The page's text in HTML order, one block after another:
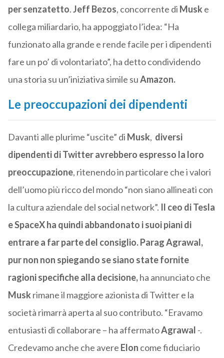
per senzatetto.Jeff Bezos, concorrente di Muske
collega miliardario, ha appoggiato l’idea: “Ha
funzionato alla grande e rende facile per i dipendenti
fare un po’ di volontariato”, ha detto condividendo
una storia su un’iniziativa simile suAmazon.
Le preoccupazioni dei dipendenti
Davanti alle plurime “uscite” di Musk, diversi
dipendenti di Twitter avrebbero espresso la loro
preoccupazione, ritenendo in particolare che i valori
dell’uomo più ricco del mondo “non siano allineati con
la cultura aziendale del social network”. Il ceo di Tesla
e SpaceX ha quindi abbandonato i suoi piani di
entrare a far parte del consiglio.Parag Agrawal,
pur non non spiegando se siano state fornite
ragioni specifiche alla decisione,ha annunciato che
Muskrimane il maggiore azionista di Twitter e la
società rimarrà aperta al suo contributo. “Eravamo
entusiasti di collaborare – ha affermatoAgrawal -.
Credevamo anche che avere Elon come fiduciario